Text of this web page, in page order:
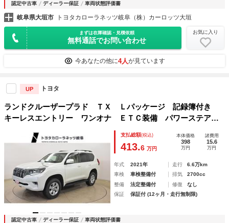
認定中古車 ディーラー保証 車両状態評価書
岐阜県大垣市 トヨタカローラネッツ岐阜（株）カーロッツ大垣
まずは在庫確認・見積依頼
無料通話でお問い合わせ
お気に入り
今あなたの他に4人が見ています
UP トヨタ
ランドクルーザープラド ＴＸ Ｌパッケージ 記録簿付き
キーレスエントリー ワンオナ ＥＴＣ装備 パワーステアリ
ング 四駆 ＤＶＤ再生可 アルミホイール レザー 横滑り
防止機能 電動パワーシート ナビ・ＴＶ エアコン Ｗエア
バッグ ＡＢＳ
支払総額(税込)
413.6 万円
本体価格
398
万円
諸費用
15.6
万円
年式 2021年 走行
6.6万km
車検
車検整備付 排気
2700cc
整備
法定整備付 修復
なし
保証
保証付 (12ヶ月・走行無制限)
認定中古車 ディーラー保証 車両状態評価書